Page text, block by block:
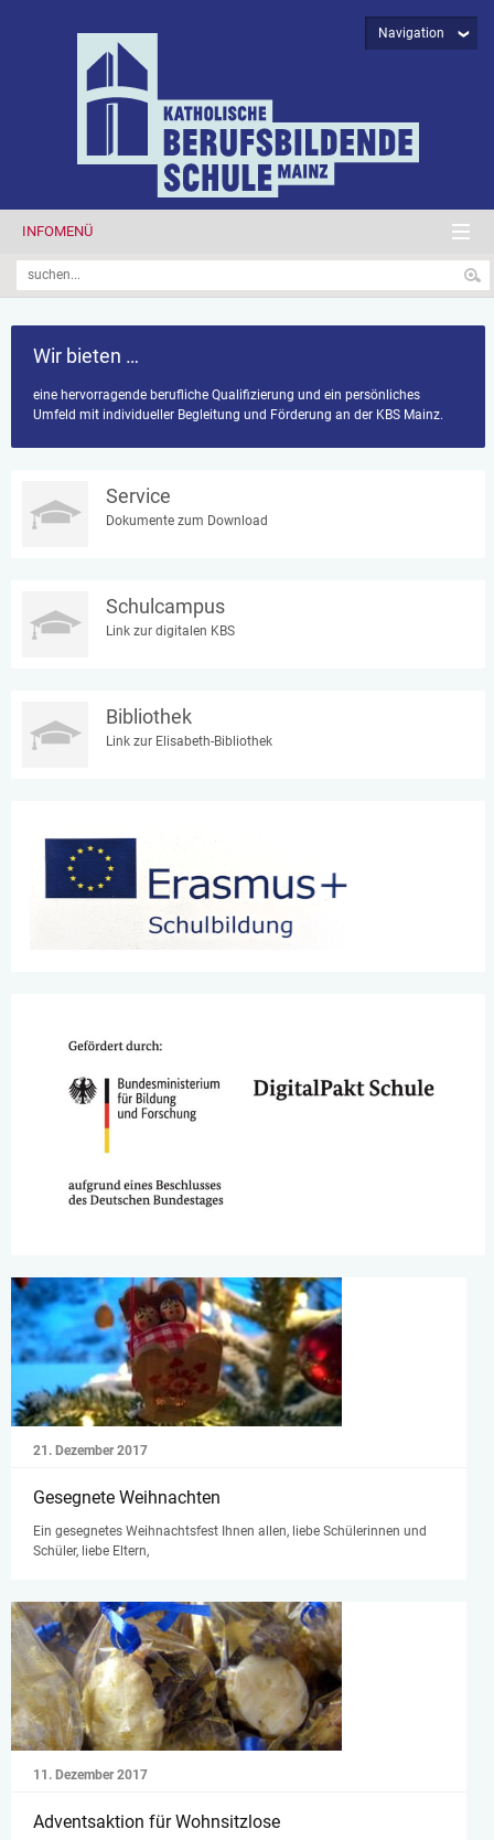
Navigation
INFOMENÜ
Wir bieten …
eine hervorragende berufliche Qualifizierung und ein persönliches
Umfeld mit individueller Begleitung und Förderung an der KBS Mainz.
Service
Dokumente zum Download
Schulcampus
Link zur digitalen KBS
Bibliothek
Link zur Elisabeth-Bibliothek
21. Dezember 2017
Gesegnete Weihnachten
Ein gesegnetes Weihnachtsfest Ihnen allen, liebe Schülerinnen und
Schüler, liebe Eltern,
11. Dezember 2017
Adventsaktion für Wohnsitzlose